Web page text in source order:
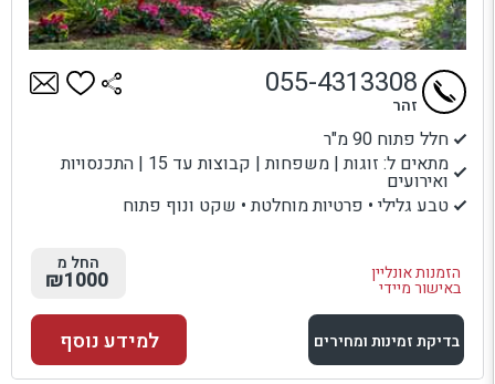
חלל פתוח 90 מ"ר
מתאים ל: זוגות | משפחות | קבוצות עד 15 | התכנסויות
ואירועים
טבע גלילי • פרטיות מוחלטת • שקט ונוף פתוח
הזמנות אונליין
באישור מיידי
055-4313308
זהר
החל מ
₪1000
בדיקת זמינות ומחירים למידע נוסף